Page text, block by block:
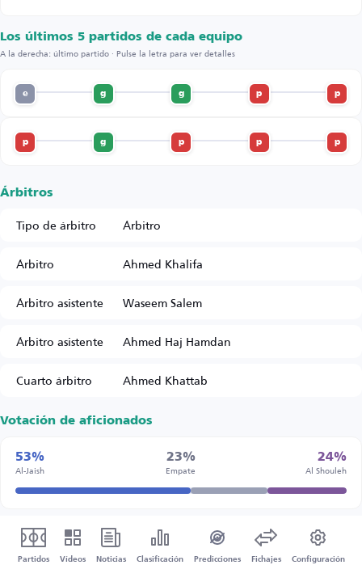
Los últimos 5 partidos de cada equipo
A la derecha: último partido · Pulse la letra para ver detalles
p
p
g
g
e
p
p
p
g
p
Árbitros
Tipo de árbitro
Árbitro
Árbitro
Ahmed Khalifa
Árbitro asistente
Waseem Salem
Árbitro asistente
Ahmed Haj Hamdan
Cuarto árbitro
Ahmed Khattab
Votación de aficionados
53%
Al-Jaish
23%
Empate
24%
Al Shouleh
Partidos Vídeos Noticias Clasificación Predicciones Fichajes Configuración